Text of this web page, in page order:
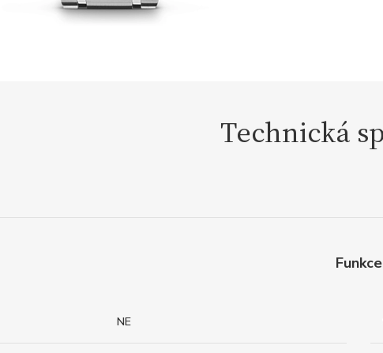
Technická
Funkce
NE